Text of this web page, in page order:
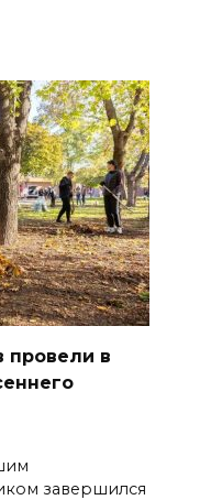
провели в
завершился